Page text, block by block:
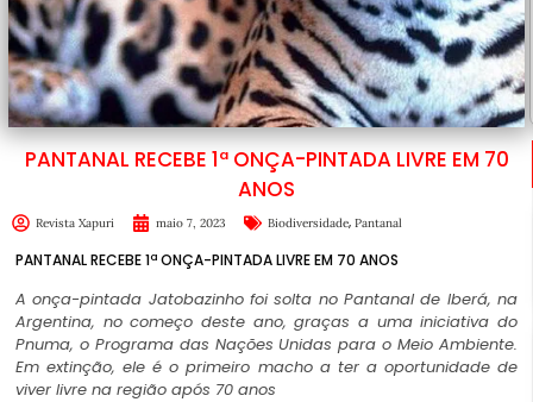
PANTANAL RECEBE 1ª ONÇA-PINTADA LIVRE EM 70
ANOS
Revista Xapuri maio 7, 2023 Biodiversidade, Pantanal
PANTANAL RECEBE 1ª ONÇA-PINTADA LIVRE EM 70 ANOS
A onça-pintada Jatobazinho foi solta no Pantanal de Iberá, na
Argentina, no começo deste ano, graças a uma iniciativa do
Pnuma, o Programa das Nações Unidas para o Meio Ambiente.
Em extinção, ele é o primeiro macho a ter a oportunidade de
viver livre na região após 70 anos